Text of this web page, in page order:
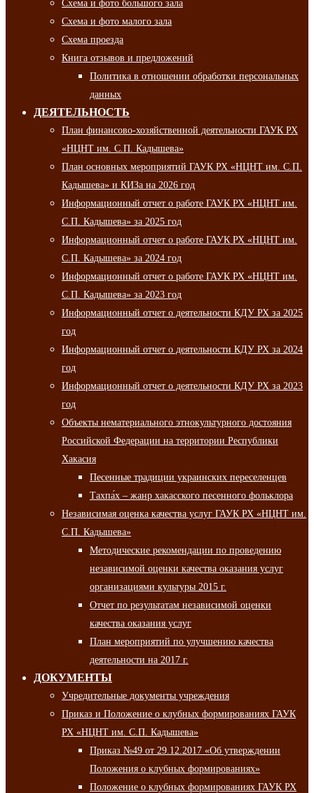
Схема и фото большого зала
Схема и фото малого зала
Схема проезда
Книга отзывов и предложений
Политика в отношении обработки персональных
данных
ДЕЯТЕЛЬНОСТЬ
План финансово-хозяйственной деятельности ГАУК РХ
«НЦНТ им. С.П. Кадышева»
План основных мероприятий ГАУК РХ «НЦНТ им. С.П.
Кадышева» и КИЗа на 2026 год
Информационный отчет о работе ГАУК РХ «НЦНТ им.
С.П. Кадышева» за 2025 год
Информационный отчет о работе ГАУК РХ «НЦНТ им.
С.П. Кадышева» за 2024 год
Информационный отчет о работе ГАУК РХ «НЦНТ им.
С.П. Кадышева» за 2023 год
Информационный отчет о деятельности КДУ РХ за 2025
год
Информационный отчет о деятельности КДУ РХ за 2024
год
Информационный отчет о деятельности КДУ РХ за 2023
год
Объекты нематериального этнокультурного достояния
Российской Федерации на территории Республики
Хакасия
Песенные традиции украинских переселенцев
Тахпа́х – жанр хакасского песенного фольклора
Независимая оценка качества услуг ГАУК РХ «НЦНТ им.
С.П. Кадышева»
Методические рекомендации по проведению
независимой оценки качества оказания услуг
организациями культуры 2015 г.
Отчет по результатам независимой оценки
качества оказания услуг
План мероприятий по улучшению качества
деятельности на 2017 г.
ДОКУМЕНТЫ
Учредительные документы учреждения
Приказ и Положение о клубных формированиях ГАУК
РХ «НЦНТ им. С.П. Кадышева»
Приказ №49 от 29.12.2017 «Об утверждении
Положения о клубных формированиях»
Положение о клубных формированиях ГАУК РХ